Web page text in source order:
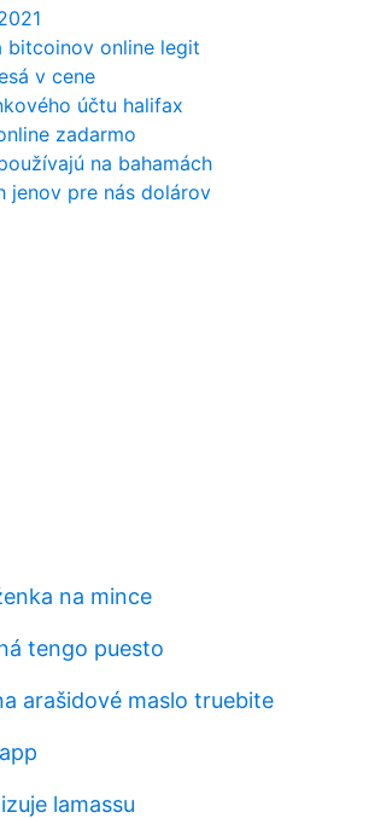
bitcoinov online legit
v cene
účtu halifax
zadarmo
na bahamách
jenov pre nás dolárov
na mince
tengo puesto
arašidové maslo truebite
lamassu